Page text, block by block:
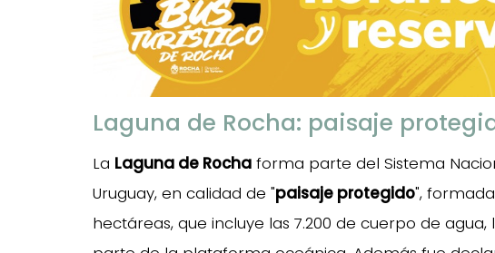
Laguna de Rocha: paisaje
La Laguna de Rocha forma parte del Sistema
Uruguay, en calidad de "paisaje protegido",
hectáreas, que incluye las 7.200 de cuerpo de